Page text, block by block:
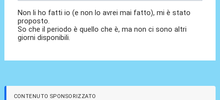
Non li ho fatti io (e non lo avrei mai fatto), mi è stato
proposto.
So che il periodo è quello che è, ma non ci sono altri
giorni disponibili.
CONTENUTO SPONSORIZZATO